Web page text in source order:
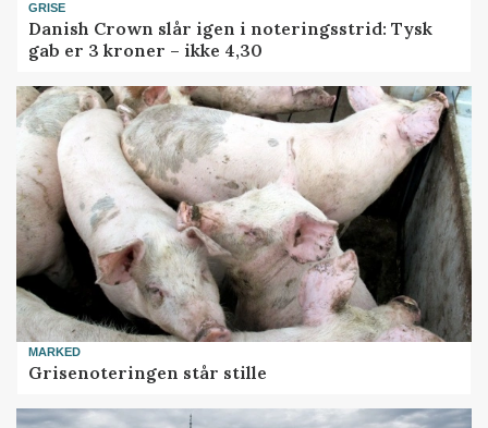
GRISE
Danish Crown slår igen i noteringsstrid: Tysk
gab er 3 kroner – ikke 4,30
MARKED
Grisenoteringen står stille